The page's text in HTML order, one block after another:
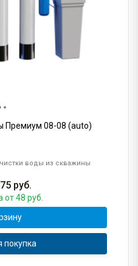
Премиум 08-08 (auto)
воды из скважины
руб.
от 48 руб.
покупка